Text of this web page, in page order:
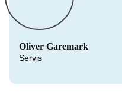
Oliver Garemark
Servis